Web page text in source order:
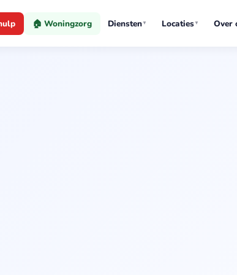
🏠 Woningzorg Diensten▼ Locaties▼ Over